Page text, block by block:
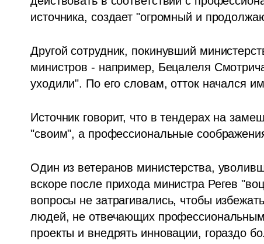
источника, создает "огромный и
Другой сотрудник, покинувший
министров - например, Бецалеля
уходили". По его словам, отток начался
Источник говорит, что в тендерах на
"своим", а профессиональные
Один из ветеранов министерства,
вскоре после прихода министра Регев
вопросы не затрагивались, чтобы
людей, не отвечающих
проекты и внедрять инновации, гораздо